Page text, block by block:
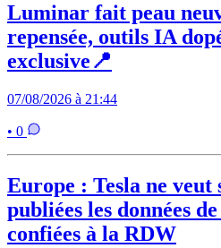
Luminar fait peau
repensée, outils IA
exclusive📍
07/08/2026 à 21:44
• 0
Europe : Tesla ne
publiées les données
confiées à la RDW